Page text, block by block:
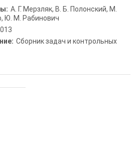
А. Г. Мерзляк, В. Б. Полонский, М.
Ю. М. Рабинович
Сборник задач и контрольных